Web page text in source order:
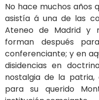
No hace muchos años
asistía á una de las
Ateneo de Madrid y
forman después
conferenciante; y en
disidencias en
nostalgia de la
para su querido